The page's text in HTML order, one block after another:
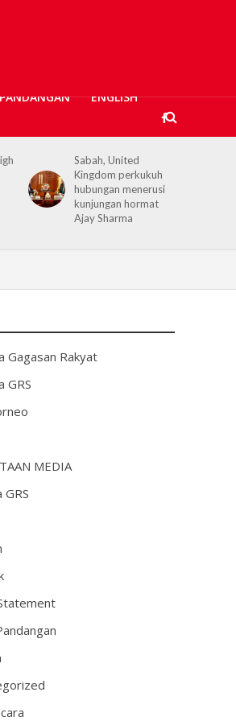
ENGLISH
Sabah, United
Kingdom perkukuh
hubungan menerusi
kunjungan hormat
Ajay Sharma
Gagasan Rakyat
GRS
MEDIA
GRS